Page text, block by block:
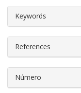
Keywords
References
Número